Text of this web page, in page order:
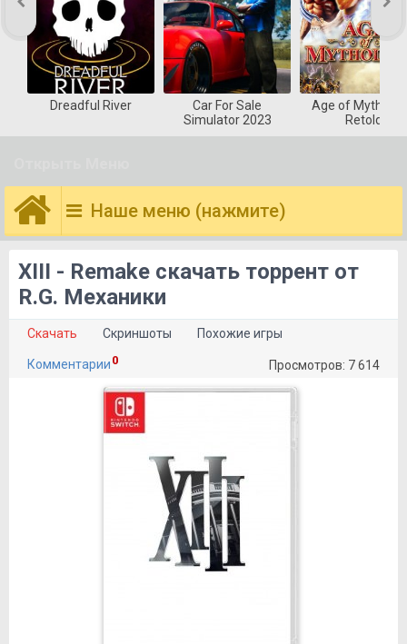
Dreadful River
Car For Sale
Simulator 2023
Age of
Retold
Наше меню (нажмите)
XIII - Remake скачать торрент от
R.G. Механики
Скачать Скриншоты Похожие игры
Комментарии 0 Просмотров: 7 614